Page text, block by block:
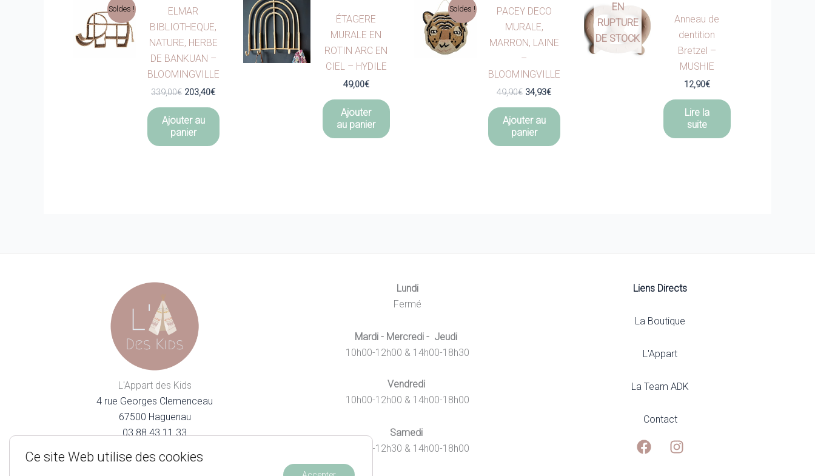
Soldes !
ELMAR
BIBLIOTHEQUE,
NATURE, HERBE
DE BANKUAN –
BLOOMINGVILLE
339,00€ Le
était :
339,00€.
203,40€Le
actuel
203,40€.
Ajouter au
panier
ÉTAGERE
MURALE EN
ROTIN ARC EN
CIEL – HYDILE
49,00€
Ajouter
au panier
Soldes !
PACEY DECO
MURALE,
MARRON, LAINE
–
BLOOMINGVILLE
49,90€ Le
était :
49,90€.
34,93€Le
actuel
34,93€.
Ajouter au
panier
EN
RUPTURE
DE STOCK
Anneau de
dentition
Bretzel –
MUSHIE
12,90€
Lire la
suite
L'Appart des Kids
4 rue Georges Clemenceau
67500 Haguenau
03.88.43.11.33
Lundi
Fermé
Mardi - Mercredi - Jeudi
10h00-12h00 & 14h00-18h30
Vendredi
10h00-12h00 & 14h00-18h00
Samedi
10h00-12h30 & 14h00-18h00
Liens Directs
La Boutique
L'Appart
La Team ADK
Contact
Ce site Web utilise des cookies